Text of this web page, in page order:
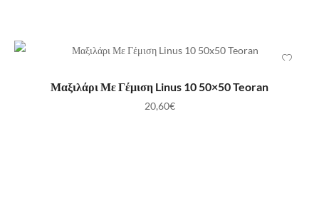
ΠΡΟΣΘΉΚΗ ΣΤΟ ΚΑΛΆΘΙ
Μαξιλάρι Με Γέμιση Linus 10 50×50 Teoran
20,60€